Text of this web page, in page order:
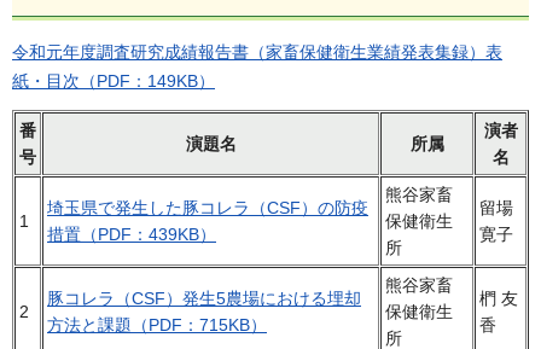
令和元年度調査研究成績報告書（家畜保健衛生業績発表集録）表
紙・目次（PDF：149KB）
番
号
演題名 所属
演者
名
1
埼玉県で発生した豚コレラ（CSF）の防疫
措置（PDF：439KB）
熊谷家畜
保健衛生
所
留場
寛子
2
豚コレラ（CSF）発生5農場における埋却
方法と課題（PDF：715KB）
熊谷家畜
保健衛生
所
椚 友
香